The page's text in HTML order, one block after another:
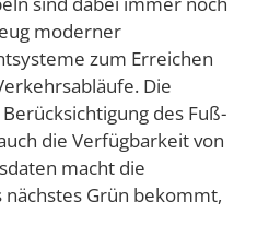
moderner
zum Erreichen
Die
des Fuß-
die Verfügbarkeit von
macht die
nächstes Grün bekommt,